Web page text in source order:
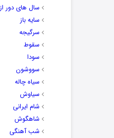
سال های دور
سایه باز
سرگیجه
سقوط
سودا
سووشون
سیاه چاله
سیاوش
شام ایرانی
شاهگوش
شب آهنگی